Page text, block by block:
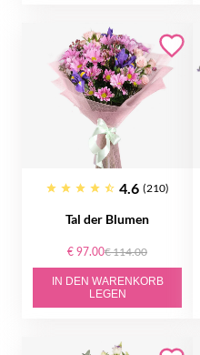
4.6 (210)
Tal der Blumen
€ 97.00€ 114.00
IN DEN WARENKORB
LEGEN